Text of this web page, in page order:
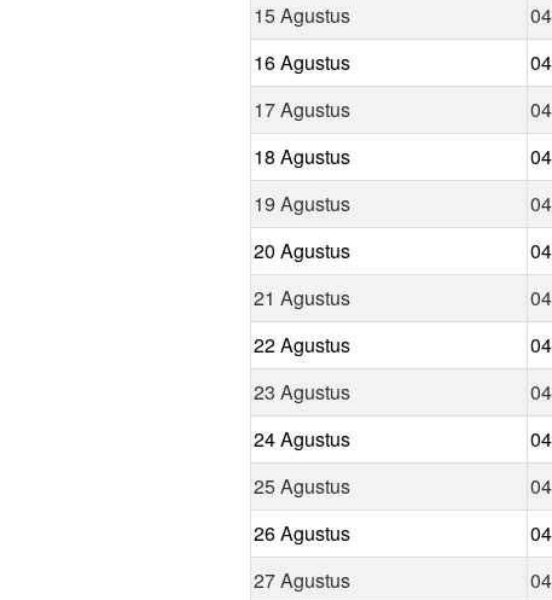
15 Agustus
16 Agustus
17 Agustus
18 Agustus
19 Agustus
20 Agustus
21 Agustus
22 Agustus
23 Agustus
24 Agustus
25 Agustus
26 Agustus
27 Agustus